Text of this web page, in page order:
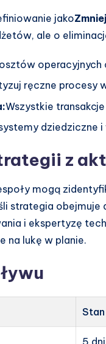
jako
ale o
operacyjnych
ręczne procesy
Wszystkie
dziedziczne
z
mogą
strategia
i ekspertyzę
na lukę w planie.